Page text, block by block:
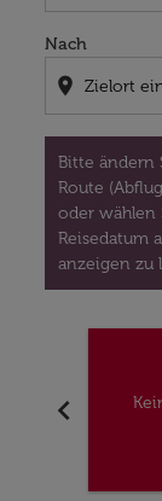
Nach
location_on
Bitte ändern
Route
oder wählen
Reisedatum
anzeigen zu
chevron_left